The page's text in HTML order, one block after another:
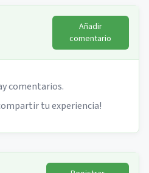
Añadir
comentario
comentarios.
tu experiencia!